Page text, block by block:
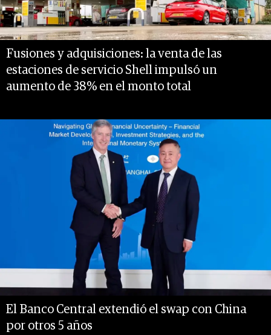
Fusiones y adquisiciones: la venta de las
estaciones de servicio Shell impulsó un
aumento de 38% en el monto total
El Banco Central extendió el swap con China
por otros 5 años